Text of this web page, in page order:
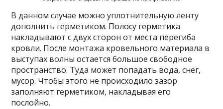
В данном случае можно уплотнительную ленту
дополнить герметиком. Полосу герметика
накладывают с двух сторон от места перегиба
кровли. После монтажа кровельного материала в
выступах волны остается большое свободное
пространство. Туда может попадать вода, снег,
мусор. Чтобы этого не происходило зазор
заполняют герметиком, накладывая его
послойно.